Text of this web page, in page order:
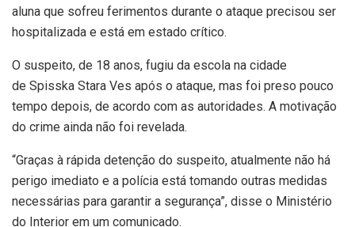
aluna que sofreu ferimentos durante o ataque precisou ser
hospitalizada e está em estado crítico.
O suspeito, de 18 anos, fugiu da escola na cidade
de Spisska Stara Ves após o ataque, mas foi preso pouco
tempo depois, de acordo com as autoridades. A motivação
do crime ainda não foi revelada.
“Graças à rápida detenção do suspeito, atualmente não há
perigo imediato e a polícia está tomando outras medidas
necessárias para garantir a segurança”, disse o Ministério
do Interior em um comunicado.